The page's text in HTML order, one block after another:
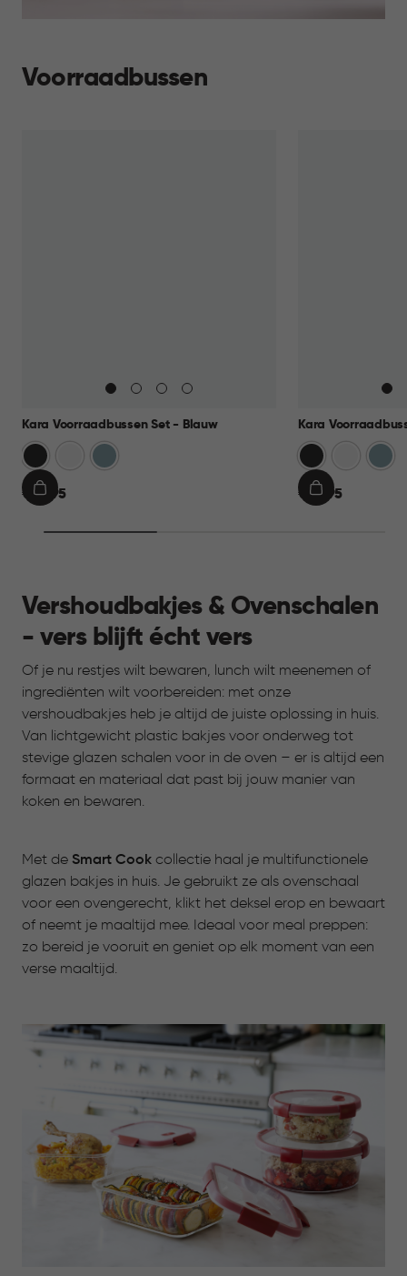
Voorraadbussen
Kara Voorraadbussen Set - Blauw
Antraciet Blauw
€€ 39,95
IN
Kara
Antraciet Blauw
€€ 39,95
IN
Vershoudbakjes & Ovenschalen
- vers blijft écht vers
Of je nu restjes wilt bewaren, lunch wilt meenemen of
ingrediënten wilt voorbereiden: met onze
vershoudbakjes heb je altijd de juiste oplossing in huis.
Van lichtgewicht plastic bakjes voor onderweg tot
stevige glazen schalen voor in de oven – er is altijd een
formaat en materiaal dat past bij jouw manier van
koken en bewaren.
Met de Smart Cook collectie haal je multifunctionele
glazen bakjes in huis. Je gebruikt ze als ovenschaal
voor een ovengerecht, klikt het deksel erop en bewaart
of neemt je maaltijd mee. Ideaal voor meal preppen:
zo bereid je vooruit en geniet op elk moment van een
verse maaltijd.